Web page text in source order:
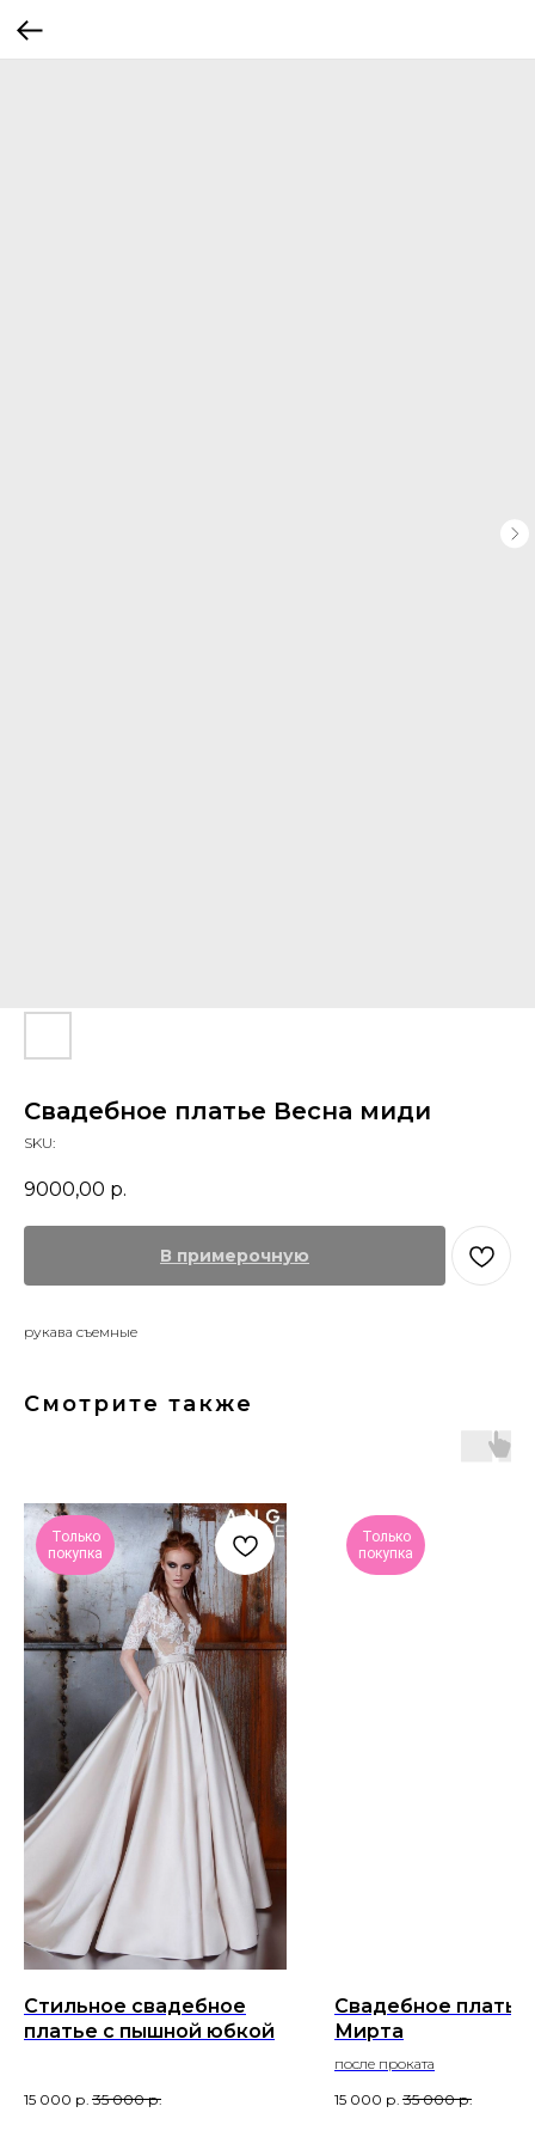
Свадебное платье Весна миди
SKU:
9000,00 р.
В примерочную
рукава съемные
Смотрите также
Только
покупка
Стильное свадебное
платье c пышной юбкой
15 000 р. 35 000 р.
Только
покупка
Свадебное платье
Мирта
после проката
15 000 р. 35 000 р.